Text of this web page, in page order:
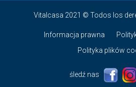
Vitalcasa 2021 © Todos los
Informacja prawna
Polityka plików
śledź nas